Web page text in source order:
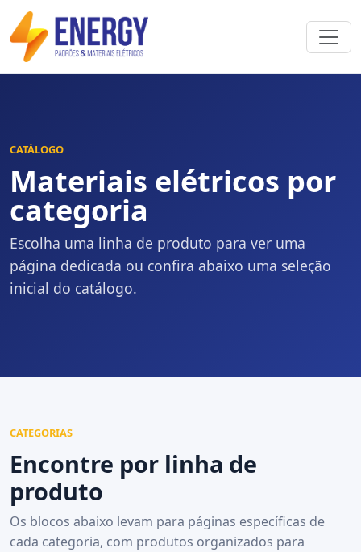
CATÁLOGO
Materiais elétricos por
categoria
Escolha uma linha de produto para ver uma
página dedicada ou confira abaixo uma seleção
inicial do catálogo.
CATEGORIAS
Encontre por linha de
produto
Os blocos abaixo levam para páginas específicas de
cada categoria, com produtos organizados para